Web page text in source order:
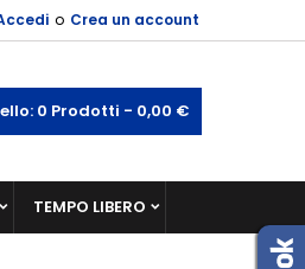
o Crea un account
0 Prodotti - 0,00 €
TEMPO LIBERO